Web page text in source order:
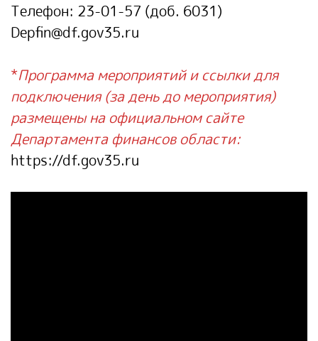
Телефон: 23-01-57 (доб. 6031)
Depfin@df.gov35.ru
*Программа мероприятий и ссылки для
подключения (за день до мероприятия)
размещены на официальном сайте
Департамента финансов области:
https://df.gov35.ru